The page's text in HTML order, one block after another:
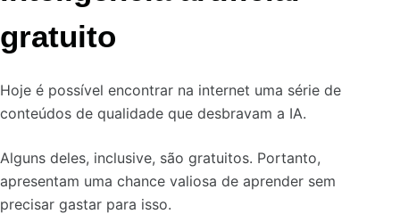
gratuito
Hoje é possível encontrar na internet uma série de
conteúdos de qualidade que desbravam a IA.
Alguns deles, inclusive, são gratuitos. Portanto,
apresentam uma chance valiosa de aprender sem
precisar gastar para isso.